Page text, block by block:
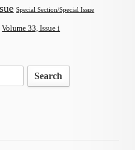
Special Section/Special Issue
Volume 33, Issue i